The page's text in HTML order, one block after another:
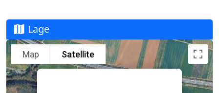
Lage
Map Satellite